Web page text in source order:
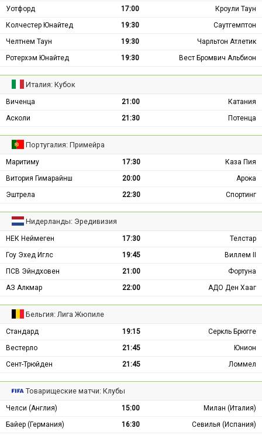
Уотфорд
17:00
Кроули Таун
Колчестер Юнайтед
19:30
Саутгемптон
Челтнем Таун
19:30
Чарльтон Атлетик
Ротерхэм Юнайтед
19:30 Вест Бромвич Альбион
Италия: Кубок
Виченца 21:00
Катания
Асколи
21:30 Потенца
Португалия: Примейра
Маритиму 17:30
Каза Пия
Витория Гимарайнш
20:00
Арока
Эштрела
22:30 Спортинг
Нидерланды: Эредивизия
НЕК Неймеген 17:30
Телстар
Гоу Эхед Иглс
19:45
Виллем II
ПСВ Эйндховен
21:00
Фортуна
АЗ Алкмар
22:00 АДО Ден Хааг
Бельгия: Лига Жюпиле
Стандард 19:15
Серкль Брюгге
Вестерло
21:45
Юнион
Сент-Трюйден
21:45 Ломмел
Товарищеские матчи: Клубы
Челси (Англия) 15:00
Милан (Италия)
Байер (Германия)
16:30 Севилья (Испания)